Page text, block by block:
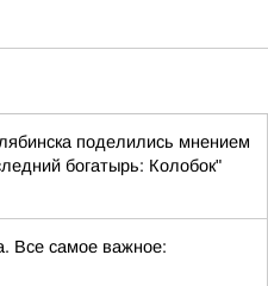
поделились мнением
богатырь: Колобок"
Все самое важное: